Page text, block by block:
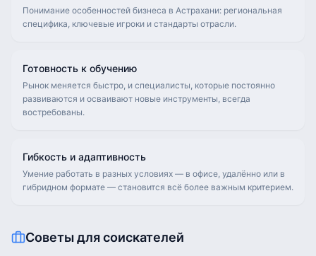
Понимание особенностей бизнеса в Астрахани: региональная
специфика, ключевые игроки и стандарты отрасли.
Готовность к обучению
Рынок меняется быстро, и специалисты, которые постоянно
развиваются и осваивают новые инструменты, всегда
востребованы.
Гибкость и адаптивность
Умение работать в разных условиях — в офисе, удалённо или в
гибридном формате — становится всё более важным критерием.
Советы для соискателей